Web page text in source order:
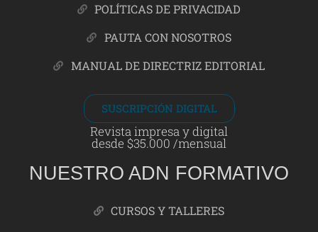
POLÍTICAS DE PRIVACIDAD
PAUTA CON NOSOTROS
MANUAL DE DIRECTRIZ EDITORIAL
SUSCRIPCIÓN DIGITAL
Revista impresa y digital
desde $35.000 /mensual
NUESTRO ADN FORMATIVO
CURSOS Y TALLERES